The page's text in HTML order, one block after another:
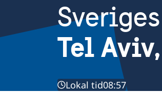
Tel
Lokal tid08:57